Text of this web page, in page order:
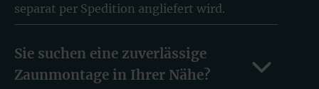
separat per Spedition angliefert wird.
Sie suchen eine zuverlässige
Zaunmontage in Ihrer Nähe?